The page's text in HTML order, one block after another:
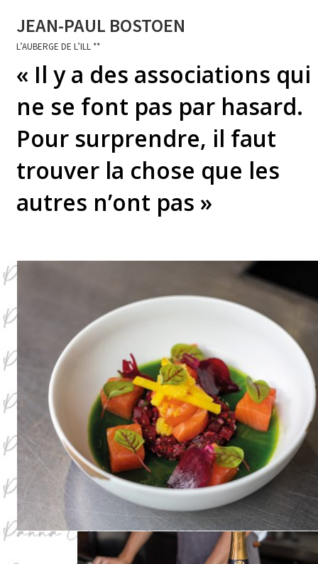
JEAN-PAUL BOSTOEN
L’AUBERGE DE L’ILL **
« Il y a des associations qui
ne se font pas par hasard.
Pour surprendre, il faut
trouver la chose que les
autres n’ont pas »